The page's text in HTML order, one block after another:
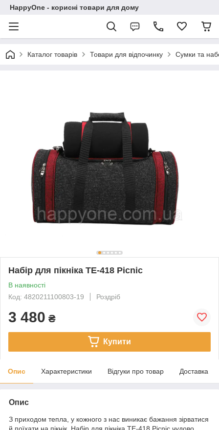
HappyOne - корисні товари для дому
Каталог товарів Товари для відпочинку Сумки та
Набір для пікніка TE-418 Picnic
В наявності
Код: 4820211100803-19
Роздріб
3 480 ₴
Купити
Опис Характеристики Відгуки про товар Доставка
Опис
З приходом тепла, у кожного з нас виникає бажання зірватися
й поїхати на пікнік. Набір для пікніка TE-418 Picnic чудово